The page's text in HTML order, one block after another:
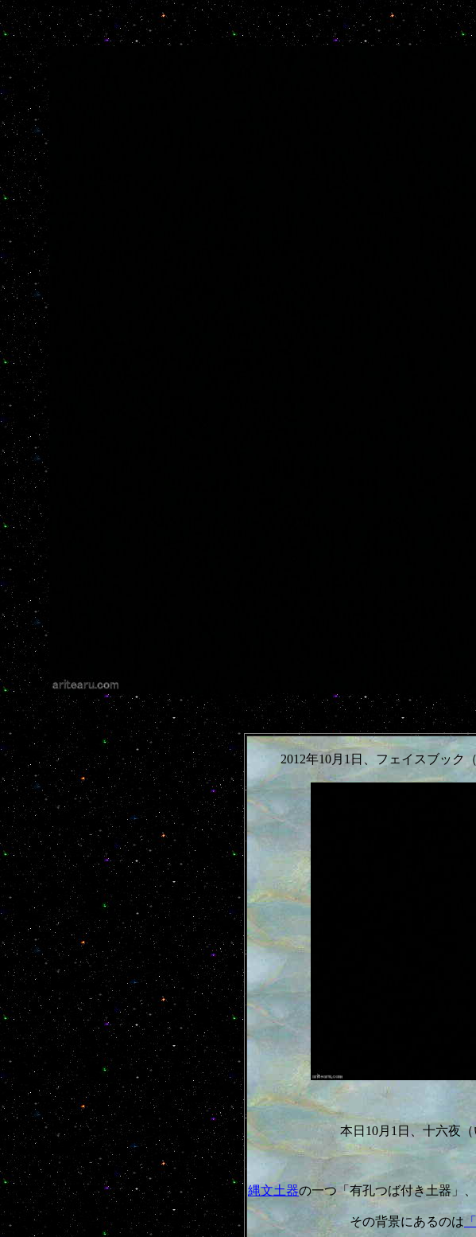
2012年10月1日、フェイスブック（
本日10月1日、十六夜
縄文土器の一つ「有孔つば付き土器」
その背景にあるのは